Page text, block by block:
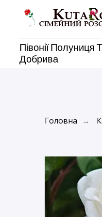
ПівоніїПолуниця
Добрива
Головна →